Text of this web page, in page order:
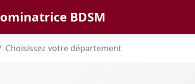
BDSM
Choisissez votre département